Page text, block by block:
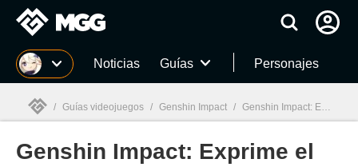
MGG Noticias Guías Personajes
MGG
/ Guías videojuegos / Genshin Impact / Genshin Impact: Exprime el evento web Banquete de los Adeptus y consigue las recompensas gratis
Genshin Impact: Exprime el